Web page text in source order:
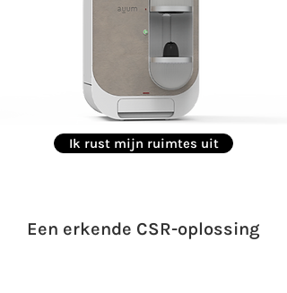
Ik rust mijn ruimtes uit
Een erkende CSR-oplossing